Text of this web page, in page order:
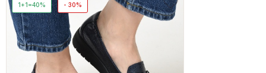
1+1=40% - 30%